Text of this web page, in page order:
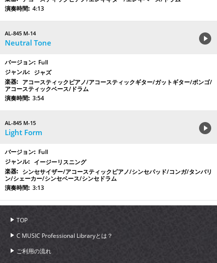
4:13
AL-845 M-14
Neutral Tone
Full
ジャズ
アコースティックピアノ/アコースティックギター/ガットギター/ボンゴ/
アコースティックベース/ドラム
3:54
AL-845 M-15
Light Form
Full
イージーリスニング
シンセサイザー/アコースティックピアノ/シンセパッド/コンガ/タンバリ
ン/シェーカー/シンセベース/シンセドラム
3:13
TOP
C MUSIC Professional Libraryとは？
ご利用の流れ